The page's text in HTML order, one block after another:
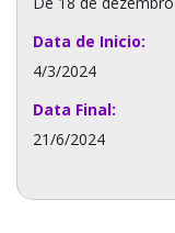
Data de Inicio:
4/3/2024
Data Final:
21/6/2024